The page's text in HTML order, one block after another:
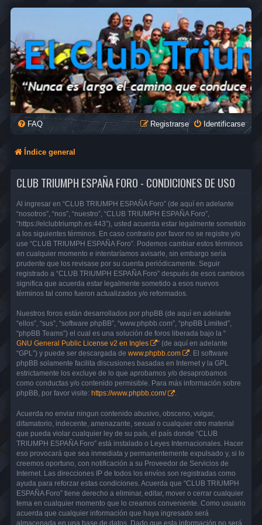
FAQ Identificarse
Registrarse
Índice general
CLUB TRIUMPH ESPAÑA FORO - CONDICIONES DE USO
Al ingresar en “CLUB TRIUMPH ESPAÑA Foro” (de aquí en adelante
“nosotros”, “nos”, “nuestro”, “CLUB TRIUMPH ESPAÑA Foro”,
“https://elclubtriumph.es:443”), usted acuerda estar legalmente sometido
a los siguientes términos. En caso contrario por favor no se registre y/o
use “CLUB TRIUMPH ESPAÑA Foro”. Podemos cambiar estos términos
en cualquier momento e intentaríamos avisarle, sin embargo sería
prudente que los revisase por su cuenta periódicamente. Seguir
registrado a “CLUB TRIUMPH ESPAÑA Foro” después de esos cambios
significa que acuerda estar legalmente sometido a esos nuevos
términos tal como fueron actualizados y/o reformados.
Nuestros foros están desarrollados por phpBB (de aquí en adelante
“ellos”, “sus”, “software phpBB”, “www.phpbb.com”, “phpBB Limited”,
“phpBB Teams”) el cual es una solución de foros liberada bajo la “
GNU General Public License v2 en Ingles
” (de aquí en adelante
“GPL”) y puede ser descargada de www.phpbb.com
. El software
phpBB solamente facilita discusiones basadas en Internet y la GPL
estrictamente los excluye de lo que aprobamos y/o desaprobamos
como conductas y/o contenido permisible. Para más información sobre
phpBB, por favor visite: https://www.phpbb.com/ .
Acuerda no enviar ningun contenido abusivo, obsceno, vulgar,
difamatorio, indecente, amenazante, sexual o cualquier otro material
que pueda violar cualquier ley de su país, el país donde “CLUB
TRIUMPH ESPAÑA Foro” está instalado o Leyes Internacionales. Hacer
eso provocará que sea inmediata y permanentemente expulsado y, si lo
creemos oportuno, con notificación a su Proveedor de Servicios de
Internet. Las direcciones IP de todos los envíos son registradas como
ayuda para reforzar estas condiciones. Acuerda que “CLUB TRIUMPH
ESPAÑA Foro” tiene derecho a eliminar, editar, mover o cerrar cualquier
tema en cualquier momento que lo creamos conveniente. Como usuario
acuerda que cualquier información que haya ingresado será
almacenada en una base de datos. Dado que esta información no será